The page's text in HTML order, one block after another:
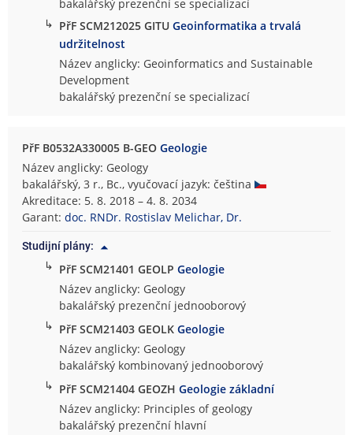
bakalářský prezenční se specializací
↳ PřF SCM212025 GITUGeoinformatika a trvalá
udržitelnost
Název anglicky: Geoinformatics and Sustainable
Development
bakalářský prezenční se specializací
PřF B0532A330005 B-GEOGeologie
Název anglicky: Geology
bakalářský, 3 r., Bc., vyučovací jazyk: čeština
Akreditace: 5. 8. 2018 – 4. 8. 2034
Garant:doc. RNDr. Rostislav Melichar, Dr.
Studijní plány:
↳ PřF SCM21401 GEOLPGeologie
Název anglicky: Geology
bakalářský prezenční jednooborový
↳ PřF SCM21403 GEOLKGeologie
Název anglicky: Geology
bakalářský kombinovaný jednooborový
↳ PřF SCM21404 GEOZHGeologie základní
Název anglicky: Principles of geology
bakalářský prezenční hlavní